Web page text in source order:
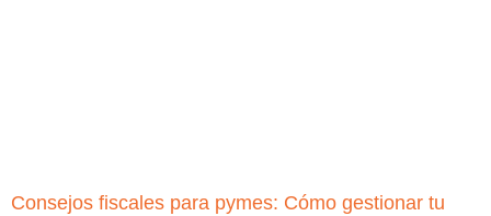
Consejos fiscales para pymes: Cómo gestionar tu